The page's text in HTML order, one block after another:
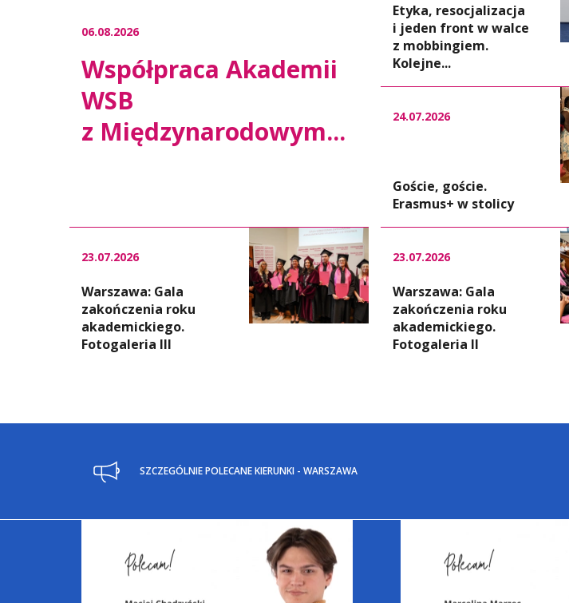
06.08.2026
Współpraca Akademii
WSB
z Międzynarodowym...
Etyka, resocjalizacja
i jeden front w walce
z mobbingiem.
Kolejne...
24.07.2026
Goście, goście.
Erasmus+ w stolicy
23.07.2026
Warszawa: Gala
zakończenia roku
akademickiego.
Fotogaleria III
23.07.2026
Warszawa: Gala
zakończenia roku
akademickiego.
Fotogaleria II
SZCZEGÓLNIE POLECANE KIERUNKI - WARSZAWA